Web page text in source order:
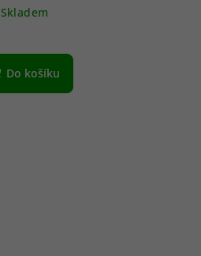
Skladem
Do košíku